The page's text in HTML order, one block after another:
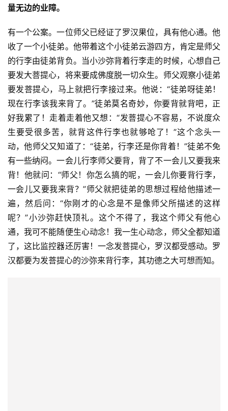
资
讯
八
点
僧
音
高
僧
访
谈
心
乐
菩
提
量无边的业障。
有一个公案。一位师父已经证了罗汉果位，具有他心通。他
收了一个小徒弟。他带着这个小徒弟云游四方，肯定是师父
的行李由徒弟背负。当小沙弥背着行李走的时候，心想自己
要发大菩提心，将来要成佛度脱一切众生。师父观察小徒弟
要发菩提心，马上就把行李接过来。他说：“徒弟呀徒弟！
现在行李该我来背了。”徒弟莫名奇妙，你要背就背吧，正
好我累了！走着走着他又想：“发菩提心不容易，不说度众
生要受很多苦，就背这件行李也就够呛了！”这个念头一
动，他师父又知道了：“徒弟，行李还是你背着！”徒弟不免
有一些纳闷。一会儿行李师父要背，背了不一会儿又要我来
背！他就问：“师父！你怎么搞的呢，一会儿你要背行李，
一会儿又要我来背？”师父就把徒弟的思想过程给他描述一
遍，然后问：“你刚才的心念是不是像师父所描述的这样
呢？”小沙弥赶快顶礼。这个不得了，我这个师父有他心
通，我可不能随便生心动念！我一生心动念，师父全都知道
了，这比监控器还厉害！一念发菩提心，罗汉都受感动。罗
汉都要为发菩提心的沙弥来背行李，其功德之大可想而知。